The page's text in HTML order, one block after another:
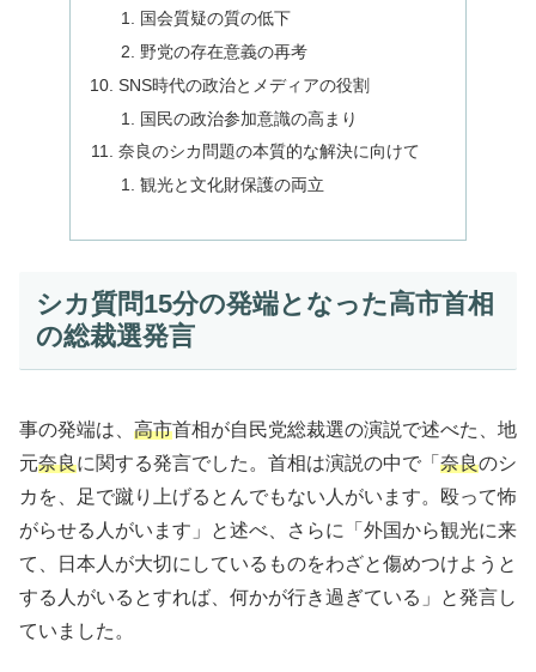
国会質疑の質の低下
野党の存在意義の再考
SNS時代の政治とメディアの役割
国民の政治参加意識の高まり
奈良のシカ問題の本質的な解決に向けて
観光と文化財保護の両立
シカ質問15分の発端となった高市首相
の総裁選発言
事の発端は、 高市首相が自民党総裁選の演説で述べた、地
元奈良に関する発言でした。首相は演説の中で「 奈良のシ
カを、足で蹴り上げるとんでもない人がいます。殴って怖
がらせる人がいます」と述べ、さらに「外国から観光に来
て、日本人が大切にしているものをわざと傷めつけようと
する人がいるとすれば、何かが行き過ぎている」と発言し
ていました。